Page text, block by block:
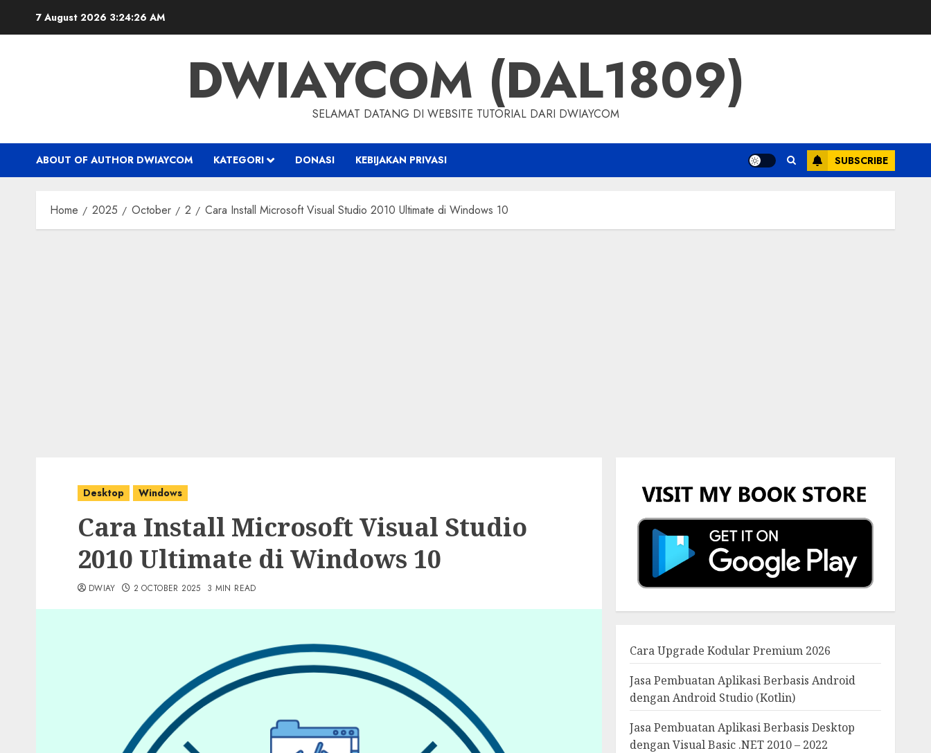
7 August 2026 3:24:27 AM
DWIAYCOM (DAL1809)
SELAMAT DATANG DI WEBSITE TUTORIAL DARI DWIAYCOM
ABOUT OF AUTHOR DWIAYCOM KATEGORI DONASI KEBIJAKAN PRIVASI SUBSCRIBE
Home 2025 October 2 Cara Install Microsoft Visual Studio 2010 Ultimate di Windows 10
Desktop Windows
Cara Install Microsoft Visual Studio
2010 Ultimate di Windows 10
DWIAY 2 OCTOBER 2025 3 MIN READ
Cara Upgrade Kodular Premium 2026
Jasa Pembuatan Aplikasi Berbasis Android
dengan Android Studio (Kotlin)
Jasa Pembuatan Aplikasi Berbasis Desktop
dengan Visual Basic .NET 2010 – 2022